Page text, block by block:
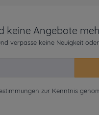
keine Angebote
verpasse keine Neuigkeit
zur Kenntnis